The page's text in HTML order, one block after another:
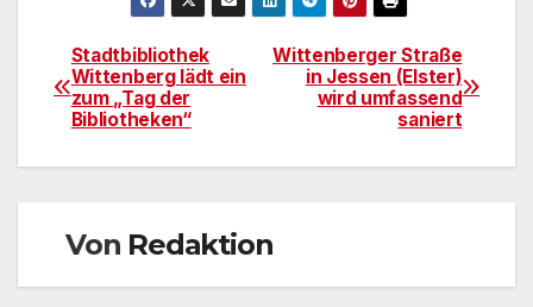
Beitragsnavigation
Wittenberger Straße
in Jessen (Elster)
wird umfassend
saniert
Stadtbibliothek
Wittenberg lädt ein
zum „Tag der
Bibliotheken“
Von Redaktion